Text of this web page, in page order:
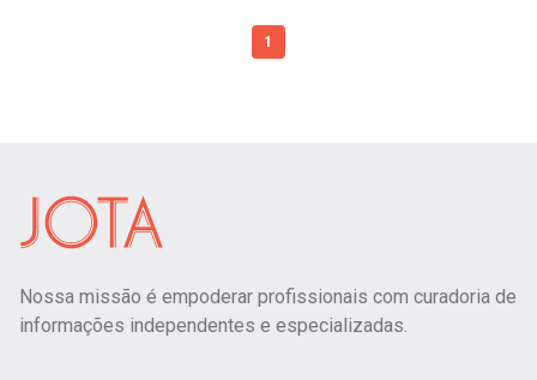
1
Nossa missão é empoderar profissionais com curadoria de
informações independentes e especializadas.